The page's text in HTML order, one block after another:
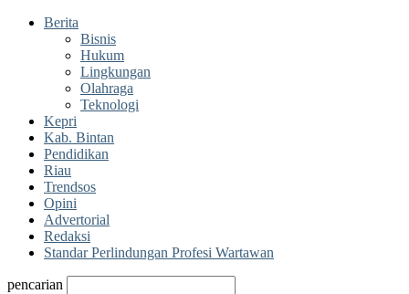
Berita
Bisnis
Hukum
Lingkungan
Olahraga
Teknologi
Kepri
Kab. Bintan
Pendidikan
Riau
Trendsos
Opini
Advertorial
Redaksi
Standar Perlindungan Profesi Wartawan
pencarian